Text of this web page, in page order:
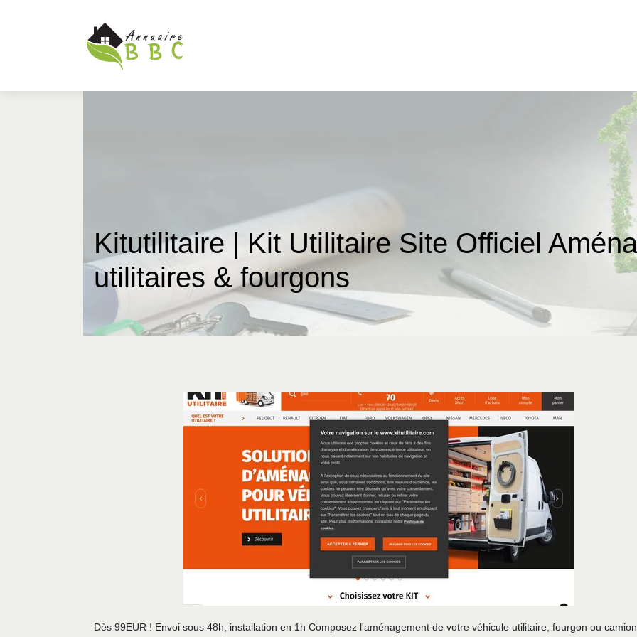
Kitutilitai­re | Kit Utilitaire Site Officiel
utilitaires & fourgons
Dès 99EUR ! Envoi sous 48h, installation en 1h Composez l'aménagement de votre véhicule utilitaire, fourgon ou